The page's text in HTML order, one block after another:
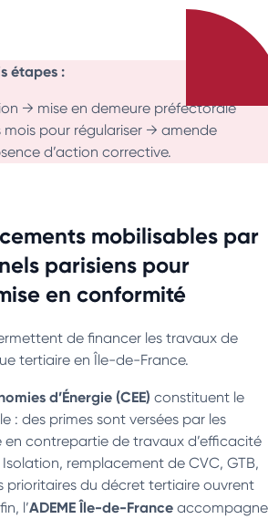
étapes :
→ mise en demeure préfectorale
pour régulariser → amende
d’action corrective.
mobilisables par
parisiens pour
en conformité
de financer les travaux de
tertiaire en Île-de-France.
d’Énergie (CEE) constituent le
: des primes sont versées par les
en contrepartie de travaux d’efficacité
remplacement de CVC, GTB,
prioritaires du décret tertiaire ouvrent
l’ADEME Île-de-France accompagne